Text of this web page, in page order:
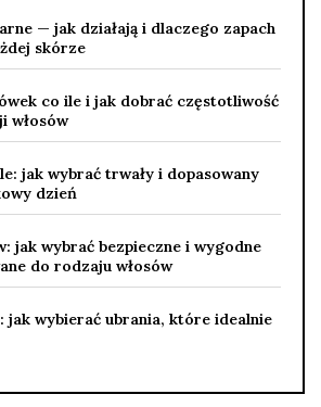
— jak działają i dlaczego zapach
skórze
co ile i jak dobrać częstotliwość
włosów
jak wybrać trwały i dopasowany
dzień
jak wybrać bezpieczne i wygodne
do rodzaju włosów
jak wybierać ubrania, które idealnie